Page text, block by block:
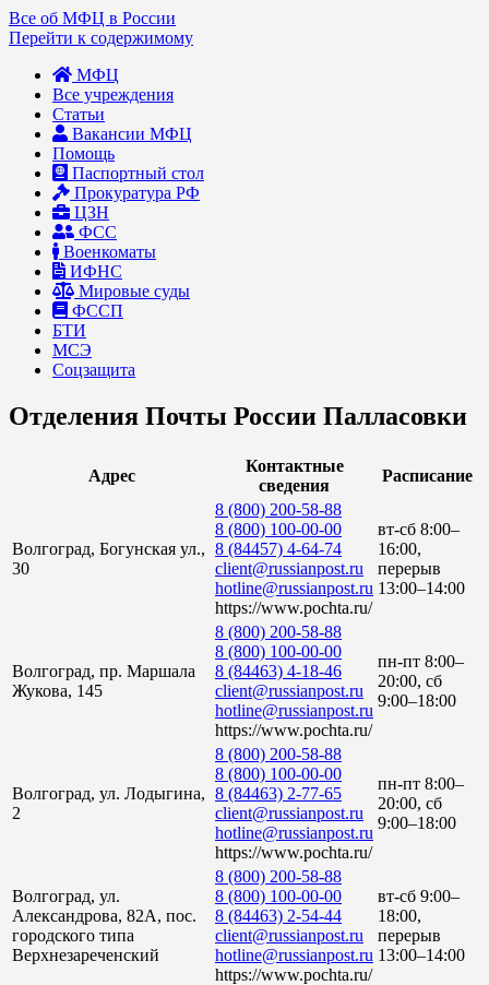
Все об МФЦ в России
Перейти к содержимому
МФЦ
Все учреждения
Статьи
Вакансии МФЦ
Помощь
Паспортный стол
Прокуратура РФ
ЦЗН
ФСС
Военкоматы
ИФНС
Мировые суды
ФССП
БТИ
МСЭ
Соцзащита
Отделения Почты России Палласовки
Адрес
Контактные
сведения
Расписание
Волгоград, Богунская ул.,
30
8 (800) 200-58-88
8 (800) 100-00-00
8 (84457) 4-64-74
client@russianpost.ru
hotline@russianpost.ru
https://www.pochta.ru/
вт-сб 8:00–
16:00,
перерыв
13:00–14:00
Волгоград, пр. Маршала
Жукова, 145
8 (800) 200-58-88
8 (800) 100-00-00
8 (84463) 4-18-46
client@russianpost.ru
hotline@russianpost.ru
https://www.pochta.ru/
пн-пт 8:00–
20:00, сб
9:00–18:00
Волгоград, ул. Лодыгина,
2
8 (800) 200-58-88
8 (800) 100-00-00
8 (84463) 2-77-65
client@russianpost.ru
hotline@russianpost.ru
https://www.pochta.ru/
пн-пт 8:00–
20:00, сб
9:00–18:00
Волгоград, ул.
Александрова, 82А, пос.
городского типа
Верхнезареченский
8 (800) 200-58-88
8 (800) 100-00-00
8 (84463) 2-54-44
client@russianpost.ru
hotline@russianpost.ru
https://www.pochta.ru/
вт-сб 9:00–
18:00,
перерыв
13:00–14:00